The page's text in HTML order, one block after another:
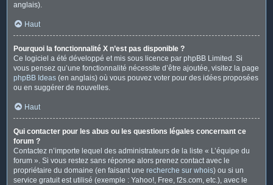
anglais).
Haut
Pourquoi la fonctionnalité X n’est pas disponible ?
Ce logiciel a été développé et mis sous licence par phpBB Limited. Si
vous pensez qu’une fonctionnalité nécessite d’être ajoutée, visitez la page
phpBB Ideas (en anglais) où vous pouvez voter pour des idées proposées
ou en suggérer de nouvelles.
Haut
Qui contacter pour les abus ou les questions légales concernant ce
forum ?
Contactez n’importe lequel des administrateurs de la liste « L’équipe du
forum ». Si vous restez sans réponse alors prenez contact avec le
propriétaire du domaine (en faisant une recherche sur whois) ou si un
service gratuit est utilisé (exemple : Yahoo!, Free, f2s.com, etc.), avec le